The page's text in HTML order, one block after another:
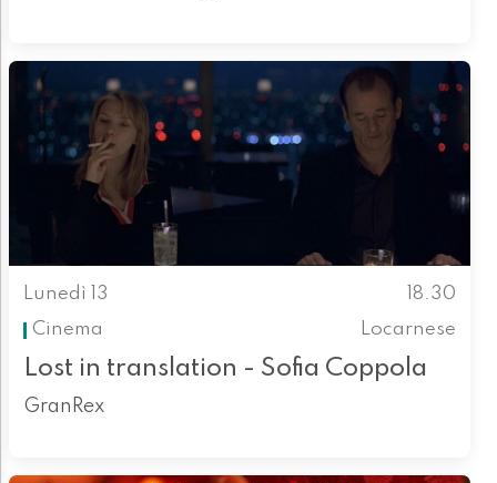
Lunedì 13
18.30
Cinema
Locarnese
Lost in translation - Sofia Coppola
GranRex